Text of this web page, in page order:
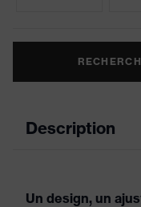
Description
Un design, un